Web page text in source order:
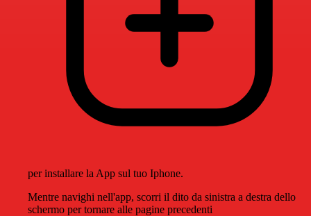
per installare la App sul tuo Iphone.
Mentre navighi nell'app, scorri il dito da sinistra a destra dello
schermo per tornare alle pagine precedenti